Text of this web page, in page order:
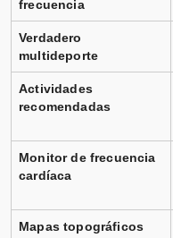
frecuencia
Verdadero
multideporte
Actividades
recomendadas
Monitor de frecuencia
cardíaca
Mapas topográficos